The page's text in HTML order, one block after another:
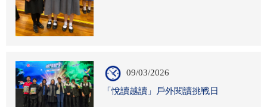
09/03/2026
「悅讀越讀」戶外閱讀挑戰日